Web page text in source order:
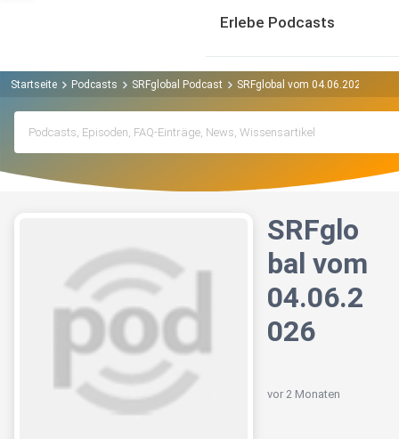
Erlebe Podcasts
Startseite Podcasts SRFglobal Podcast SRFglobal vom 04.06.2026
SRFglo
bal vom
04.06.2
026
vor 2 Monaten